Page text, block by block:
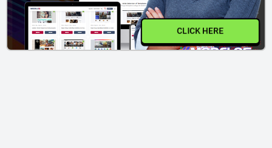
CLICK HERE